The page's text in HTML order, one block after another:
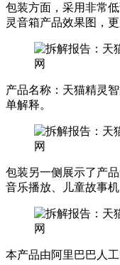
包装方面，采用非常
灵音箱产品效果图，更
产品名称：天猫精灵
单解释。
包装另一侧展示了产
音乐播放、儿童故事
本产品由阿里巴巴人工